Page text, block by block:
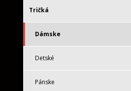
Tričká
Dámske
Detské
Pánske